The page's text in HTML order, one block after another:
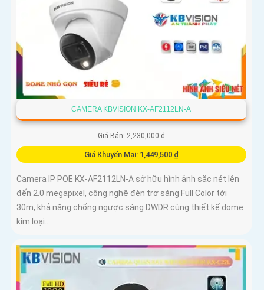
CAMERA KBVISION KX-AF2112LN-A
Giá Bán: 2,230,000 ₫
Giá Khuyến Mại: 1,449,500 ₫
Camera IP POE KX-AF2112LN-A sở hữu hình ảnh sắc nét lên
đến 2.0 megapixel, công nghệ đèn trợ sáng Full Color tới
30m, khả năng chống ngược sáng DWDR cùng thiết kế dome
kim loại...